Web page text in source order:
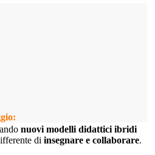
nuovi modelli didattici ibridi
di insegnare e collaborare.